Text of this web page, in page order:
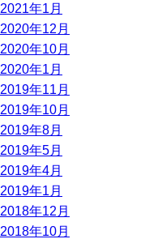
2021年1月
2020年12月
2020年10月
2020年1月
2019年11月
2019年10月
2019年8月
2019年5月
2019年4月
2019年1月
2018年12月
2018年10月